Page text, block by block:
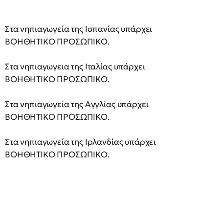
Στα νηπιαγωγεία της Ισπανίας υπάρχει
ΒΟΗΘΗΤΙΚΟ ΠΡΟΣΩΠΙΚΟ.
Στα νηπιαγωγεια της Ιταλίας υπάρχει
ΒΟΗΘΗΤΙΚΟ ΠΡΟΣΩΠΙΚΟ.
Στα νηπιαγωγεία της Αγγλίας υπάρχει
ΒΟΗΘΗΤΙΚΟ ΠΡΟΣΩΠΙΚΟ.
Στα νηπιαγωγεία της Ιρλανδίας υπάρχει
ΒΟΗΘΗΤΙΚΟ ΠΡΟΣΩΠΙΚΟ.